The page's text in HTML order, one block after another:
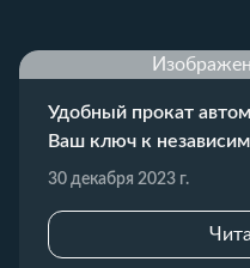
Удобный прокат
Ваш ключ к
30 декабря 2023 г.